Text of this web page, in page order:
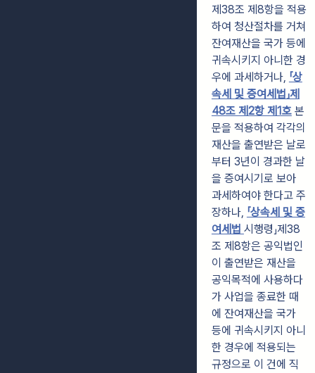
제38조 제8항을 적용
하여 청산절차를 거쳐
잔여재산을 국가 등에
귀속시키지 아니한 경
우에 과세하거나, 「상
속세 및 증여세법」제
48조 제2항 제1호본
문을 적용하여 각각의
재산을 출연받은 날로
부터 3년이 경과한 날
을 증여시기로 보아
과세하여야 한다고 주
장하나, 「상속세 및 증
여세법 시행령」제38
조 제8항은 공익법인
이 출연받은 재산을
공익목적에 사용하다
가 사업을 종료한 때
에 잔여재산을 국가
등에 귀속시키지 아니
한 경우에 적용되는
규정으로 이 건에 직